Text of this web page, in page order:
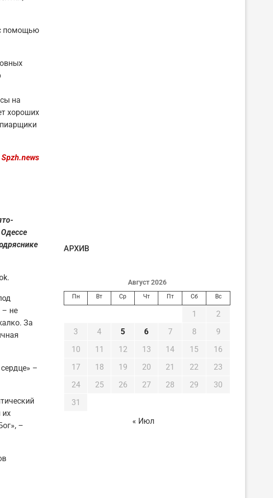
с помощью
на
хороших
Spzh.news
– не
За
–
их
–
AРХИВ
Август 2026
Пн Вт Ср Чт Пт Сб Вс
1
2
3
4 5 6 7 8
9
10
11 12 13 14 15
16
17
18 19 20 21 22
23
24
25 26 27 28 29
30
31
« Июл